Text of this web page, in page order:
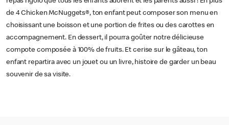
de 4 Chicken McNuggets®, ton enfant peut composer son menu en
choisissant une boisson et une portion de frites ou des carottes en
accompagnement. En dessert, il pourra goûter notre délicieuse
compote composée à 100% de fruits. Et cerise sur le gâteau, ton
enfant repartira avec un jouet ou un livre, histoire de garder un beau
souvenir de sa visite.